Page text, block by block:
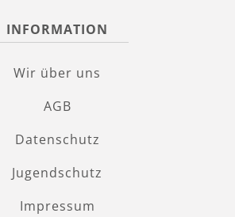
INFORMATION
Wir über uns
AGB
Datenschutz
Jugendschutz
Impressum